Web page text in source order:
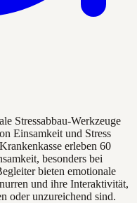
Stressabbau-Werkzeuge
Einsamkeit und Stress
erleben 60
besonders bei
bieten emotionale
und ihre Interaktivität,
oder unzureichend sind.